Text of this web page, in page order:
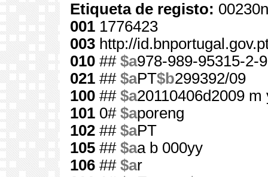
Etiqueta de registo:
001 1776423
003 http://
010 ## $a978-989-95315-2-9
021 ## $aPT$b299392/09
100 ## $a20110406d2009
101 0# $aporeng
102 ## $aPT
105 ## $aa b 000yy
106 ## $ar